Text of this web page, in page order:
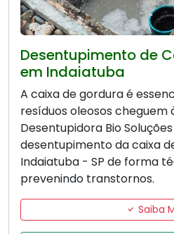
Desentupimento de
em Indaiatuba
A caixa de gordura é
resíduos oleosos cheguem
Desentupidora Bio
desentupimento da caixa
Indaiatuba - SP de forma
prevenindo transtornos.
Saiba